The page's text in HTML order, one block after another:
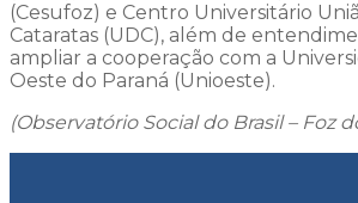
(Cesufoz) e Centro Universitário
Cataratas (UDC), além de
ampliar a cooperação com a
Oeste do Paraná (Unioeste).
(Observatório Social do Brasil – Foz